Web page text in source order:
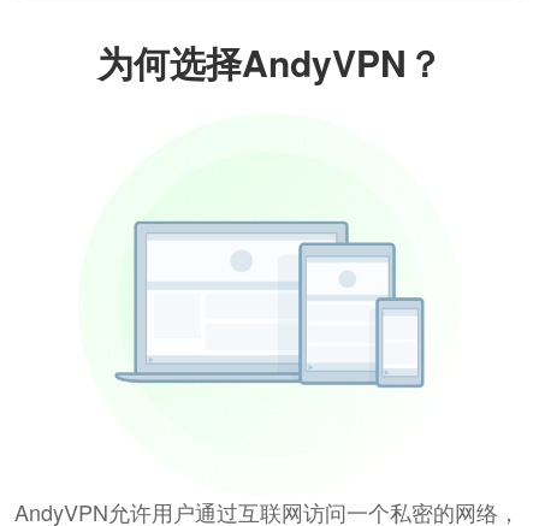
为何选择AndyVPN？
AndyVPN允许用户通过互联网访问一个私密的网络，